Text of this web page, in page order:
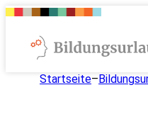
Startseite–